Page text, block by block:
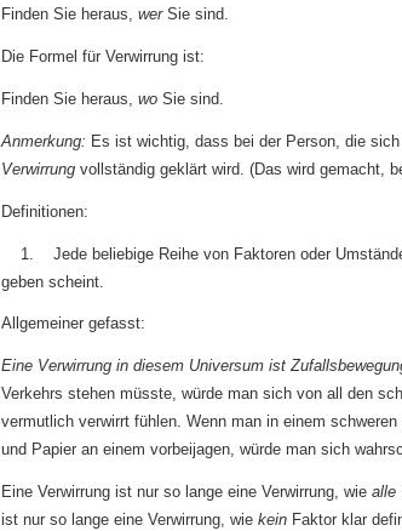
Finden Sie heraus, werSie sind.
Die Formel für Verwirrung ist:
Finden Sie heraus, wo Sie sind.
Anmerkung: Es ist wichtig, dass bei der Person, die
Verwirrung vollständig geklärt wird. (Das wird gemacht,
Definitionen:
1. Jede beliebige Reihe von Faktoren oder
geben scheint.
Allgemeiner gefasst:
Eine Verwirrung in diesem Universum ist
Verkehrs stehen müsste, würde man sich von all den
vermutlich verwirrt fühlen. Wenn man in einem
und Papier an einem vorbeijagen, würde man sich
Eine Verwirrung ist nur so lange eine Verwirrung, wie alle
ist nur so lange eine Verwirrung, wie kein Faktor klar